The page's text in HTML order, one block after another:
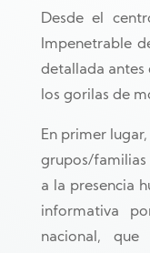
Desde el
Impenetrable
detallada antes
los gorilas de
En primer
grupos/familias
a la presencia
informativa
nacional, que